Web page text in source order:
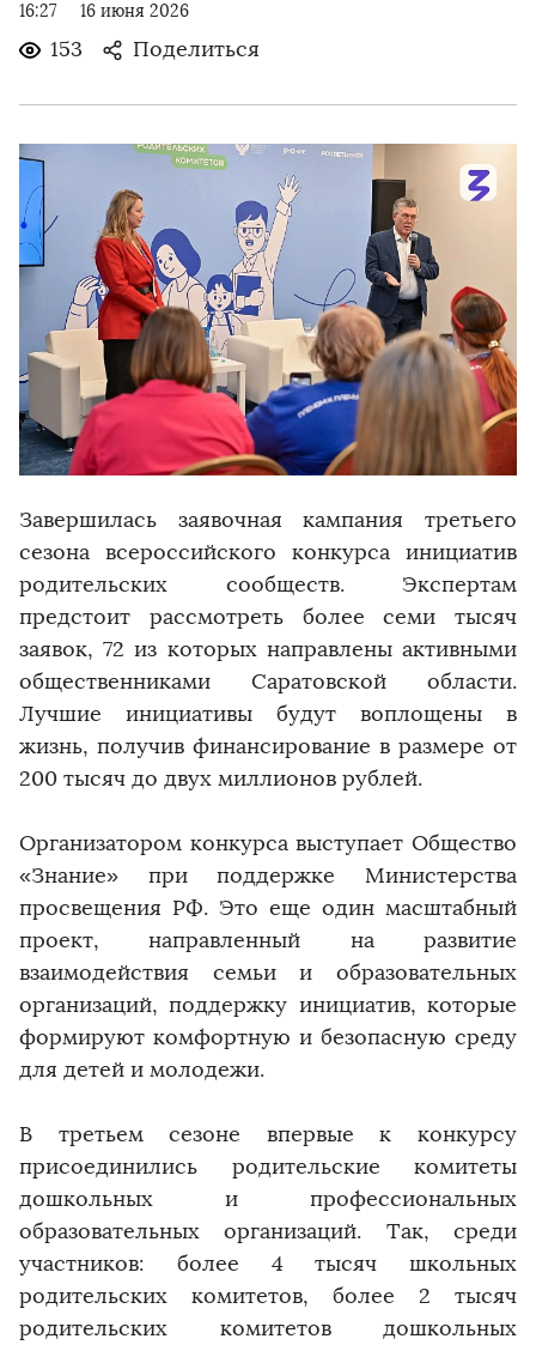
16:27 16 июня 2026
153 Поделиться
Завершилась заявочная кампания третьего
сезона всероссийского конкурса инициатив
родительских сообществ. Экспертам
предстоит рассмотреть более семи тысяч
заявок, 72 из которых направлены активными
общественниками Саратовской области.
Лучшие инициативы будут воплощены в
жизнь, получив финансирование в размере от
200 тысяч до двух миллионов рублей.
Организатором конкурса выступает Общество
«Знание» при поддержке Министерства
просвещения РФ. Это еще один масштабный
проект, направленный на развитие
взаимодействия семьи и образовательных
организаций, поддержку инициатив, которые
формируют комфортную и безопасную среду
для детей и молодежи.
В третьем сезоне впервые к конкурсу
присоединились родительские комитеты
дошкольных и профессиональных
образовательных организаций. Так, среди
участников: более 4 тысяч школьных
родительских комитетов, более 2 тысяч
родительских комитетов дошкольных